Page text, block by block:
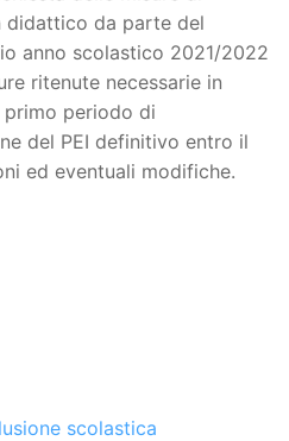
didattico da parte del
anno scolastico 2021/2022
ritenute necessarie in
primo periodo di
del PEI definitivo entro il
ed eventuali modifiche.
scolastica